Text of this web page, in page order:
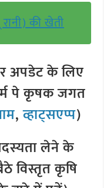
की खेती
अपडेट के लिए
पे कृषक जगत
,व्हाट्सएप्प)
लेने के
विस्तृत कृषि